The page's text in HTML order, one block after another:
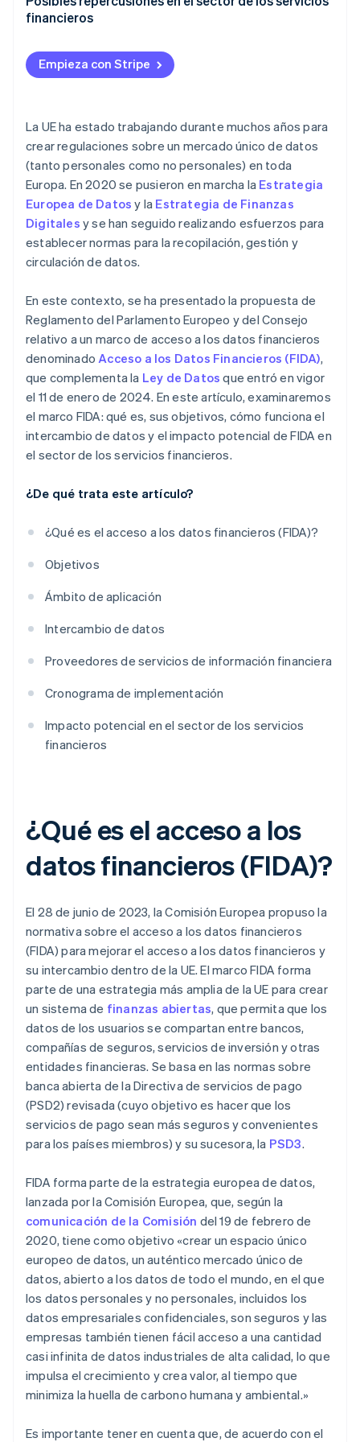
financieros
Empieza con Stripe
La UE ha estado trabajando durante muchos años para
crear regulaciones sobre un mercado único de datos
(tanto personales como no personales) en toda
Europa. En 2020 se pusieron en marcha la Estrategia
Europea de Datos y la Estrategia de Finanzas
Digitales y se han seguido realizando esfuerzos para
establecer normas para la recopilación, gestión y
circulación de datos.
En este contexto, se ha presentado la propuesta de
Reglamento del Parlamento Europeo y del Consejo
relativo a un marco de acceso a los datos financieros
denominadoAcceso a los Datos Financieros (FIDA),
que complementa la Ley de Datos que entró en vigor
el 11 de enero de 2024. En este artículo, examinaremos
el marco FIDA: qué es, sus objetivos, cómo funciona el
intercambio de datos y el impacto potencial de FIDA en
el sector de los servicios financieros.
¿De qué trata este artículo?
¿Qué es el acceso a los datos financieros (FIDA)?
Objetivos
Ámbito de aplicación
Intercambio de datos
Proveedores de servicios de información financiera
Cronograma de implementación
Impacto potencial en el sector de los servicios
financieros
¿Qué es el acceso a los
datos financieros (FIDA)?
El 28 de junio de 2023, la Comisión Europea propuso la
normativa sobre el acceso a los datos financieros
(FIDA) para mejorar el acceso a los datos financieros y
su intercambio dentro de la UE. El marco FIDA forma
parte de una estrategia más amplia de la UE para crear
un sistema de finanzas abiertas, que permita que los
datos de los usuarios se compartan entre bancos,
compañías de seguros, servicios de inversión y otras
entidades financieras. Se basa en las normas sobre
banca abierta de la Directiva de servicios de pago
(PSD2) revisada (cuyo objetivo es hacer que los
servicios de pago sean más seguros y convenientes
para los países miembros) y su sucesora, la PSD3.
FIDA forma parte de la estrategia europea de datos,
lanzada por la Comisión Europea, que, según la
comunicación de la Comisión del 19 de febrero de
2020, tiene como objetivo «crear un espacio único
europeo de datos, un auténtico mercado único de
datos, abierto a los datos de todo el mundo, en el que
los datos personales y no personales, incluidos los
datos empresariales confidenciales, son seguros y las
empresas también tienen fácil acceso a una cantidad
casi infinita de datos industriales de alta calidad, lo que
impulsa el crecimiento y crea valor, al tiempo que
minimiza la huella de carbono humana y ambiental.»
Es importante tener en cuenta que, de acuerdo con el